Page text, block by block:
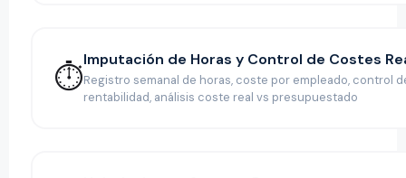
⏱️Imputación de Horas y Control de Costes
Registro semanal de horas, coste por empleado, control
rentabilidad, análisis coste real vs presupuestado